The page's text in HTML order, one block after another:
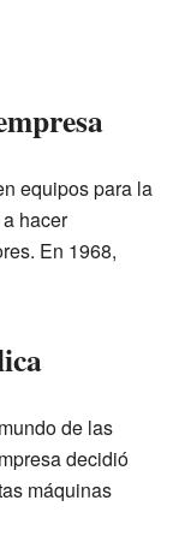
equipos para la
hacer
En 1968,
de las
decidió
máquinas